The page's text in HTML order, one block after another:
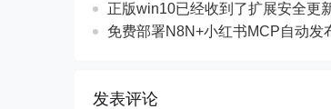
正版win10已经收到了扩展安全更
免费部署N8N+小红书MCP自动发
发表评论